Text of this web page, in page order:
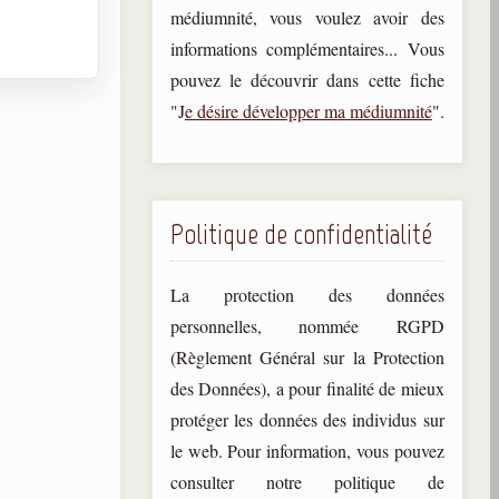
médiumnité, vous voulez avoir des
informations complémentaires... Vous
pouvez le découvrir dans cette fiche
"Je désire développer ma médiumnité".
Politique de confidentialité
La protection des données
personnelles, nommée RGPD
(Règlement Général sur la Protection
des Données), a pour finalité de mieux
protéger les données des individus sur
le web. Pour information, vous pouvez
consulter notre politique de